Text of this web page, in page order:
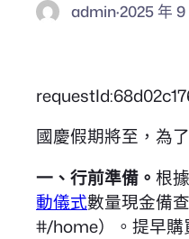
admin·2025 年 9
國慶假期將至，為
一、行前準備。 根
動儀式數量現金備
#/home）。提早購